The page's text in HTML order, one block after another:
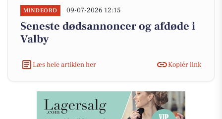
MINDEORD 09-07-2026 12:15
Seneste dødsannoncer og afdøde i
Valby
Læs hele artiklen her Kopiér link